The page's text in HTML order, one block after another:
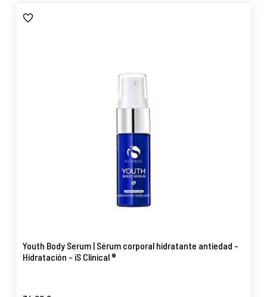
Youth Body Serum | Sérum corporal hidratante antiedad -
Hidratación - iS Clinical ®